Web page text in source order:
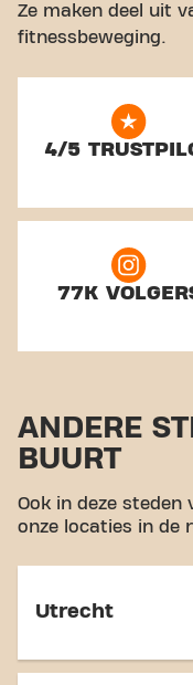
Ze maken deel uit
fitnessbeweging.
4/5
77K
ANDERE
BUURT
Ook in deze steden
onze locaties in de
Utrecht